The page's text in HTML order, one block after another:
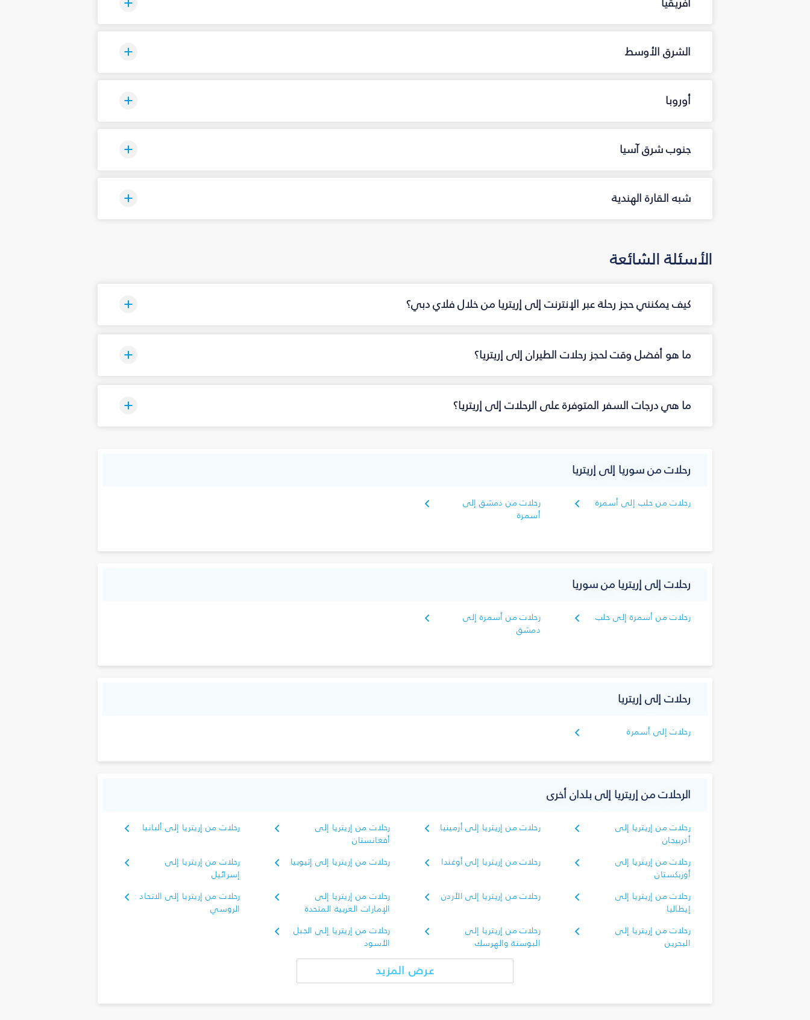
الشرق الأوسط
أوروبا
جنوب شرق آسيا
شبه القارة الهندية
الأسئلة الشائعة
كيف يمكنني حجز رحلة عبر الإنترنت إلى إريتريا من خلال فلاي دبي؟
ما هو أفضل وقت لحجز رحلات الطيران إلى إريتريا؟
ما هي درجات السفر المتوفرة على الرحلات إلى إريتريا؟
رحلات من سوريا إلى إريتريا
رحلات من حلب إلى أسمرة
رحلات من دمشق إلى
أسمرة
رحلات إلى إريتريا من سوريا
رحلات من أسمرة إلى حلب
رحلات من أسمرة إلى
دمشق
رحلات إلى إريتريا
رحلات إلى أسمرة
الرحلات من إريتريا إلى بلدان أخرى
رحلات من إريتريا إلى
أذربيجان
رحلات من إريتريا إلى أرمينيا
رحلات من إريتريا إلى
أفغانستان
رحلات من إريتريا إلى ألبانيا
رحلات من إريتريا إلى
أوزبكستان
رحلات من إريتريا إلى أوغندا رحلات من إريتريا إلى إثيوبيا
رحلات من إريتريا إلى
إسرائيل
رحلات من إريتريا إلى
إيطاليا
رحلات من إريتريا إلى الأردن
رحلات من إريتريا إلى
الإمارات العربية المتحدة
رحلات من إريتريا إلى الاتحاد
الروسي
رحلات من إريتريا إلى
البحرين
رحلات من إريتريا إلى
البوسنة والهرسك
رحلات من إريتريا إلى الجبل
الأسود
عرض المزيد